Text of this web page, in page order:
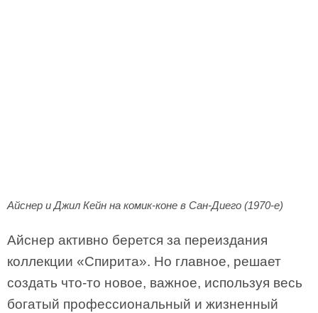
Айснер и Джил Кейн на комик-коне в Сан-Диего (1970-е)
Айснер активно берется за переиздания
коллекции «Спирита». Но главное, решает
создать что-то новое, важное, используя весь
богатый профессиональный и жизненный